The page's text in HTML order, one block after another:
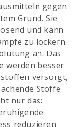
gegen
Grund. Sie
und kann
zu lockern.
an. Das
werden besser
versorgt,
Stoffe
nur das:
reduzieren